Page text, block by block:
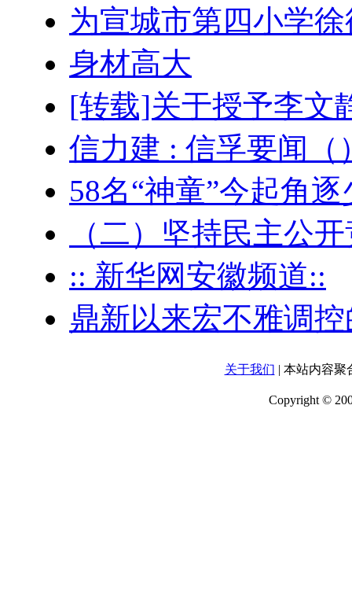
为宣城市第四小学
身材高大
[转载]关于授予李文
信力建 : 信孚要闻
58名“神童”今起角
（二）坚持民主公
:: 新华网安徽频道::
鼎新以来宏不雅调
关于我们 | 本站内容
Copyright ©